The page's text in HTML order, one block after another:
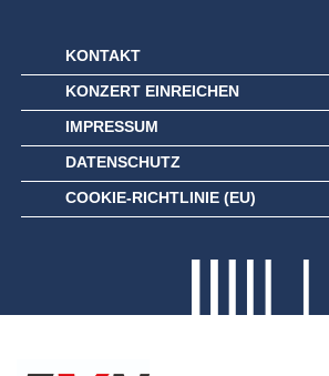
KONTAKT
KONZERT EINREICHEN
IMPRESSUM
DATENSCHUTZ
COOKIE-RICHTLINIE (EU)